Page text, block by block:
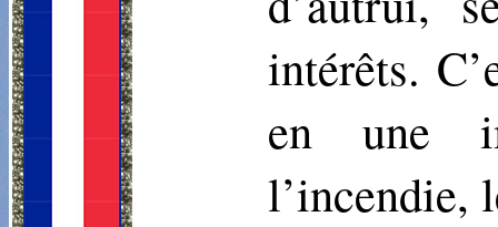
intérêts.
en une
l’incendie,